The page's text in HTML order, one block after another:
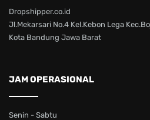
Dropshipper.co.id
Jl.Mekarsari No.4 Kel.Kebon Lega
Kota Bandung Jawa Barat
JAM OPERASIONAL
Senin - Sabtu